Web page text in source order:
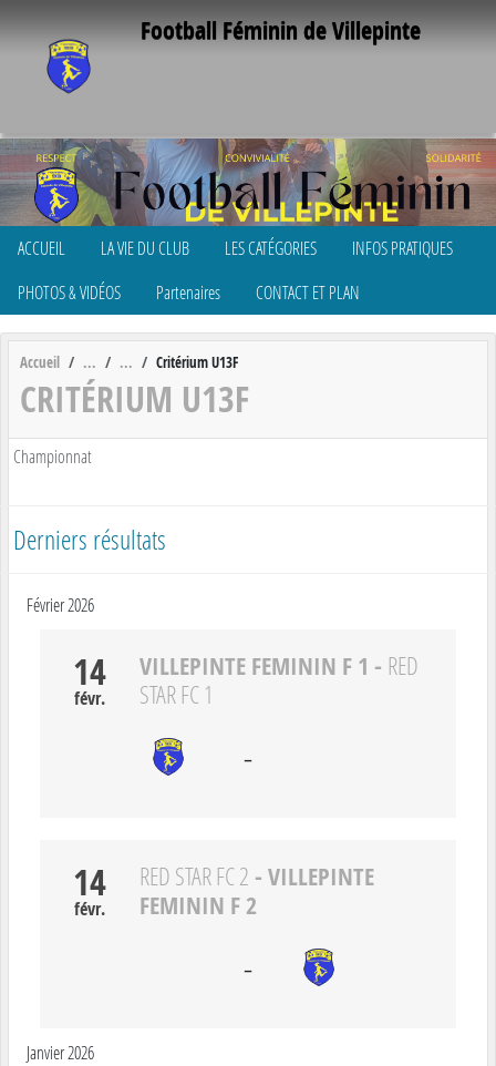
Football Féminin de Villepinte
ACCUEIL LA VIE DU CLUB LES CATÉGORIES
INFOS PRATIQUES
PHOTOS & VIDÉOS
Partenaires CONTACT ET PLAN
Accueil Critérium U13F
CRITÉRIUM U13F
Championnat
Derniers résultats
Février 2026
14
févr.
VILLEPINTE FEMININ F 1 - RED
STAR FC 1
-
14
févr.
RED STAR FC 2 - VILLEPINTE
FEMININ F 2
-
Janvier 2026